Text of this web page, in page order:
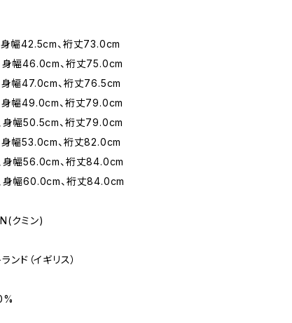
幅42.5cm、裄丈73.0cm
身幅46.0cm、裄丈75.0cm
幅47.0cm、裄丈76.5cm
身幅49.0cm、裄丈79.0cm
身幅50.5cm、裄丈79.0cm
幅53.0cm、裄丈82.0cm
身幅56.0cm、裄丈84.0cm
身幅60.0cm、裄丈84.0cm
クミン)
ド（イギリス）